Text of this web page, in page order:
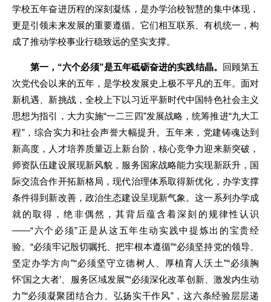
学校五年奋进历程的深刻凝练，是办学治校智慧的集中体现，
更是引领未来发展的重要遵循。它们相互联系、有机统一，构
成了推动学校事业行稳致远的坚实支撑。
第一，“六个必须”是五年砥砺奋进的实践结晶。 回顾第五
次党代会以来的五年，是学校发展史上极不平凡的五年。面对
新机遇、新挑战，全校上下以习近平新时代中国特色社会主义
思想为指引，大力实施“一二三四”发展战略，统筹推进“九大工
程”，综合实力和社会声誉大幅提升。五年来，党建铸魂达到
新高度，人才培养质量迈上新台阶，核心竞争力迎来新突破，
师资队伍建设展现新风貌，服务国家战略能力实现新跃升，国
际交流合作开拓新格局，现代治理体系取得新优化，办学支撑
条件得到新改善，政治生态建设呈现新气象。这一系列办学成
就的取得，绝非偶然，其背后蕴含着深刻的规律性认识
——“六个必须”正是从这五年生动实践中提炼出的宝贵经
验。“必须牢记殷切嘱托、把牢根本遵循”“必须坚持党的领导、
坚定办学方向”“必须坚守立德树人、厚植育人沃土”“必须胸
怀‘国之大者’、服务区域发展”“必须深化改革创新、激发内生动
力”“必须凝聚团结合力、弘扬实干作风”，这六条经验层层递